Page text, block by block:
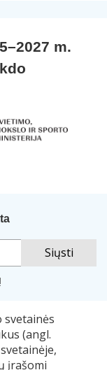
(angl.
įrašomi
m.
Web“
sistema.
Mažvydo